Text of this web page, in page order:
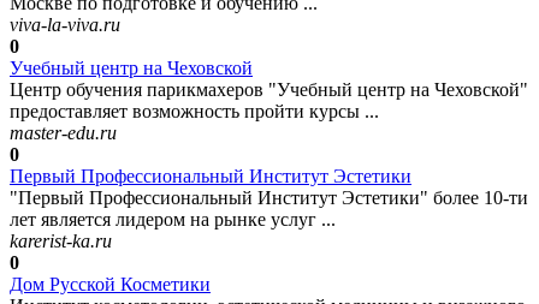
viva-la-viva.ru
0
Учебный центр на Чеховской
Центр обучения парикмахеров "Учебный центр на Чеховской"
предоставляет возможность пройти курсы ...
master-edu.ru
0
Первый Профессиональный Институт Эстетики
"Первый Профессиональный Институт Эстетики" более 10-ти
лет является лидером на рынке услуг ...
karerist-ka.ru
0
Дом Русской Косметики